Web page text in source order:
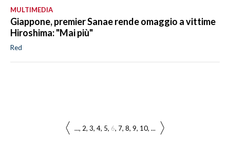
MULTIMEDIA
Giappone, premier Sanae rende omaggio a vittime
Hiroshima: "Mai più"
Red
... 2 3 4 5 6 7 8 9 10 ...